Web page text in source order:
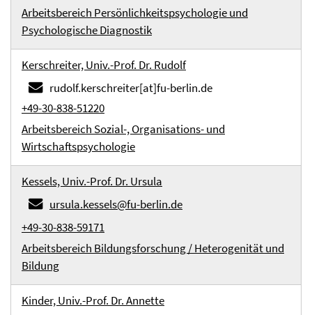
Arbeitsbereich Persönlichkeitspsychologie und
Psychologische Diagnostik
Kerschreiter, Univ.-Prof. Dr. Rudolf
rudolf.kerschreiter[at]fu-berlin.de
+49-30-838-51220
Arbeitsbereich Sozial-, Organisations- und
Wirtschaftspsychologie
Kessels, Univ.-Prof. Dr. Ursula
ursula.kessels@fu-berlin.de
+49-30-838-59171
Arbeitsbereich Bildungsforschung / Heterogenität und
Bildung
Kinder, Univ.-Prof. Dr. Annette